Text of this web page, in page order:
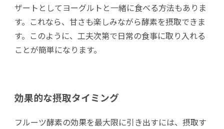
ザートとしてヨーグルトと一緒に食べる方法もありま
す。これなら、甘さも楽しみながら酵素を摂取できま
す。このように、工夫次第で日常の食事に取り入れる
ことが簡単になります。
効果的な摂取タイミング
フルーツ酵素の効果を最大限に引き出すには、摂取す